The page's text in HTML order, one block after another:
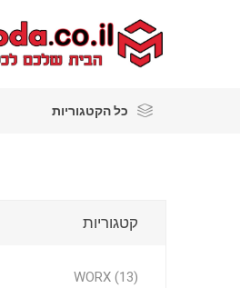
כל הקטגוריות
קטגוריות
WORX (13)